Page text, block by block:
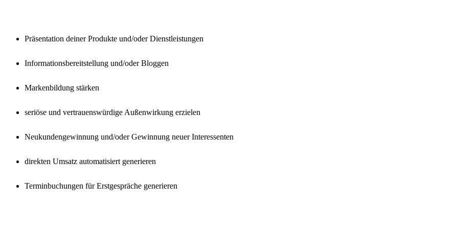
Präsentation deiner Produkte und/oder Dienstleistungen
Informationsbereitstellung und/oder Bloggen
Markenbildung stärken
seriöse und vertrauenswürdige Außenwirkung erzielen
Neukundengewinnung und/oder Gewinnung neuer Interessenten
direkten Umsatz automatisiert generieren
Terminbuchungen für Erstgespräche generieren